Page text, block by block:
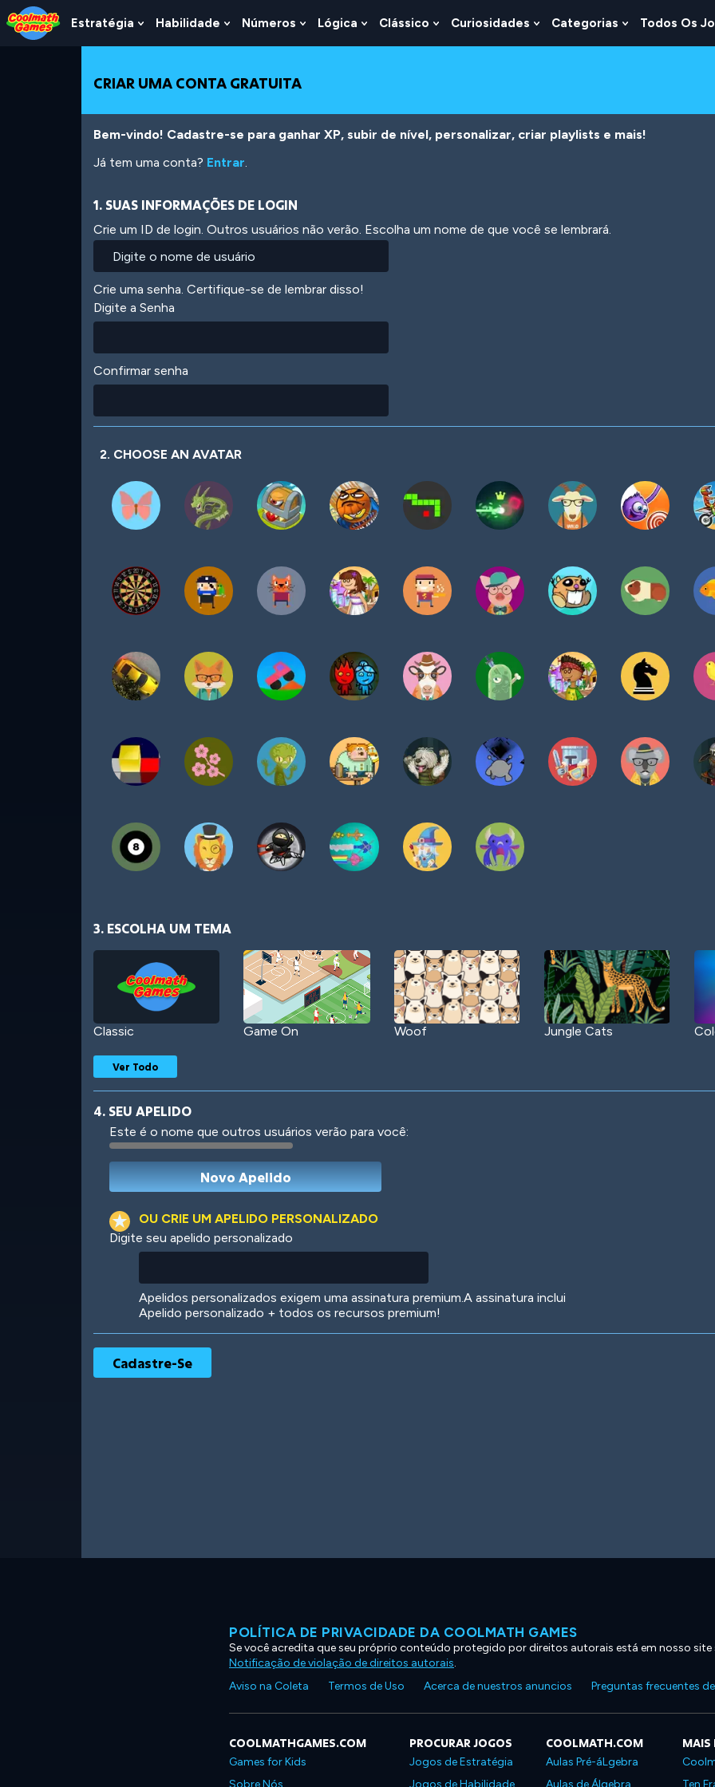
Skip
to
Top
Skip
to
Navigation
Skip
to
Main
Skip
to
Footer
para
Estratégia Show
Submenu
Estratégia
Habilidade Show
Submenu
Habilidade
Números Show
Submenu
Lógica Show
Submenu
Clássico Show
Submenu
Curiosidades Show
Submenu
Categorias Show
Submenu
Todos Os
CRIAR UMA CONTA GRATUITA
Bem-vindo! Cadastre-se para ganhar XP, subir de nível, personalizar, criar playlists e mais!
Já tem uma conta? Entrar.
1. SUAS INFORMAÇÕES DE LOGIN
Crie um ID de login. Outros usuários não verão. Escolha um nome de que você se lembrará.
Crie uma senha. Certifique-se de lembrar disso!
Digite a Senha
Confirmar senha
2. CHOOSE AN AVATAR
3. ESCOLHA UM TEMA
Classic Game On Woof Jungle Cats
Robotic International
Ver Todo
4. SEU APELIDO
Este é o nome que outros usuários verão para você:
OU CRIE UM APELIDO PERSONALIZADO
Digite seu apelido personalizado
Apelidos personalizados exigem uma assinatura premium.A assinatura inclui
Apelido personalizado + todos os recursos premium!
POLÍTICA DE PRIVACIDADE DA COOLMATH GAMES
Se você acredita que seu próprio conteúdo protegido por direitos autorais está em nosso site
Notificação de violação de direitos autorais.
Aviso na Coleta
Termos de Uso Acerca de nuestros anuncios Preguntas frecuentes
COOLMATHGAMES.COM
Games for Kids
Sobre Nós
PROCURAR JOGOS
Jogos de Estratégia
Jogos de Habilidade
COOLMATH.COM
Aulas Pré-áLgebra
Aulas de Álgebra
MAIS
Ten